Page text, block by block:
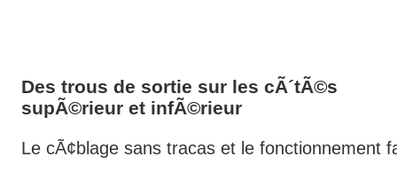
Des trous de sortie sur les cÃ´tÃ©s
supÃ©rieur et infÃ©rieur
Le cÃ¢blage sans tracas et le fonctionnement